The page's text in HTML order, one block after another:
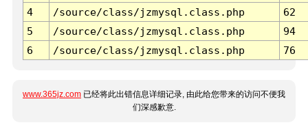
4
/source/class/jzmysql.class.php
62
5
/source/class/jzmysql.class.php
94
6
/source/class/jzmysql.class.php 76
www.365jz.com 已经将此出错信息详细记录, 由此给您带来的访问不便我
们深感歉意.